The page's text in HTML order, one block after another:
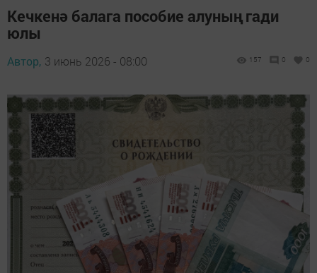
Кечкенә балага пособие алуның гади
юлы
Автор, 3 июнь 2026 - 08:00 157 0 0